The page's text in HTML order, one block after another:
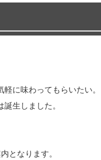
味わってもらいたい。
しました。
なります。